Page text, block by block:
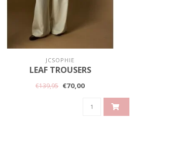
JCSOPHIE
LEAF TROUSERS
€139,95 €70,00